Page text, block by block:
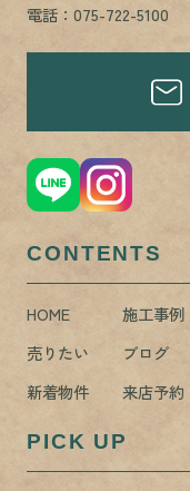
電話：075-722-5100
CONTENTS
HOME 施工事例
売りたい
ブログ
新着物件
来店予約
PICK UP